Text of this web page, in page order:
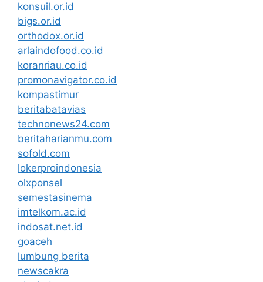
konsuil.or.id
bigs.or.id
orthodox.or.id
arlaindofood.co.id
koranriau.co.id
promonavigator.co.id
kompastimur
beritabatavias
technonews24.com
beritaharianmu.com
sofold.com
lokerproindonesia
olxponsel
semestasinema
imtelkom.ac.id
indosat.net.id
goaceh
lumbung berita
newscakra